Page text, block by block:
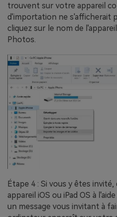
trouvent sur votre appareil
d'importation ne s'afficherait
cliquez sur le nom de
Photos.
Étape 4 : Si vous y êtes
appareil iOS ou iPad OS à
un message vous invitant à